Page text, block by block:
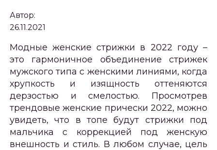
Автор:
26.11.2021
Модные женские стрижки в 2022 году –
это гармоничное объединение стрижек
мужского типа с женскими линиями, когда
хрупкость и изящность оттеняются
дерзостью и смелостью. Просмотрев
трендовые женские прически 2022, можно
увидеть, что в топе будут стрижки под
мальчика с коррекцией под женскую
внешность и стиль. В любом случае, цель